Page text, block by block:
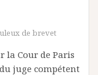
de brevet
la Cour de Paris
juge compétent